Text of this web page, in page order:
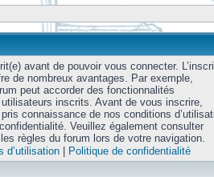
avant de pouvoir vous connecter.
de nombreux avantages. Par exemple,
peut accorder des fonctionnalités
inscrits. Avant de vous inscrire,
connaissance de nos conditions
Veuillez également consulter
règles du forum lors de votre navigation.
d’utilisation| Politique de confidentialité